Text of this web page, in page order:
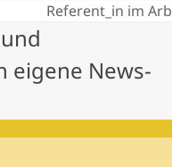
next
Referent_in im
eigene News-